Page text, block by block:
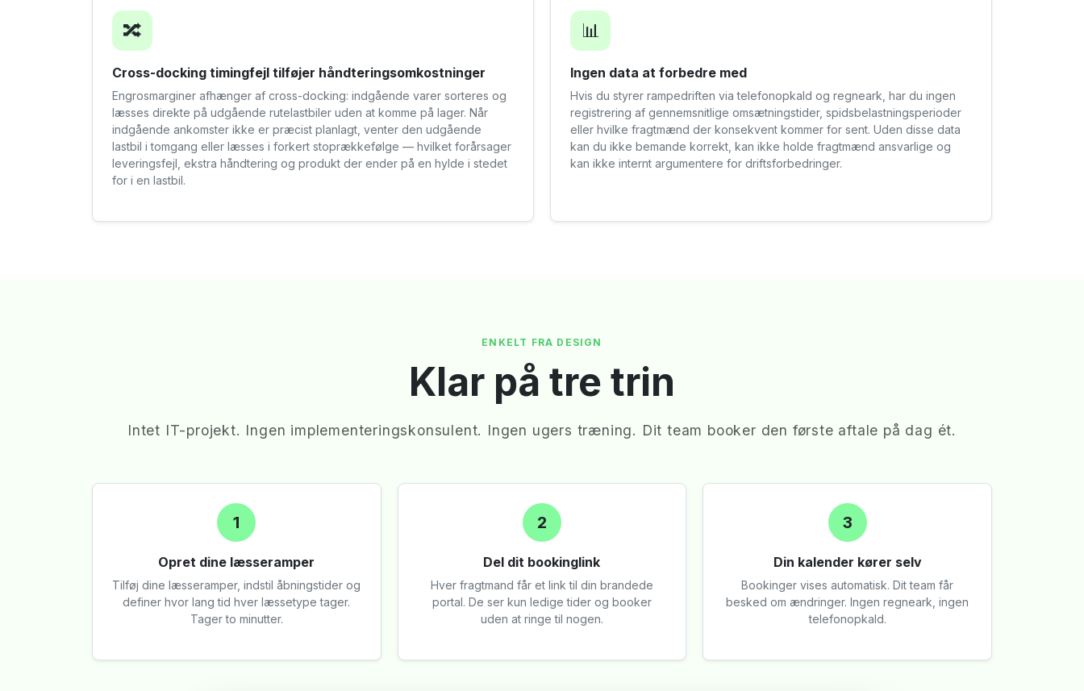
🔀
Cross-docking timingfejl tilføjer håndteringsomkostninger
Engrosmarginer afhænger af cross-docking: indgående varer sorteres og
læsses direkte på udgående rutelastbiler uden at komme på lager. Når
indgående ankomster ikke er præcist planlagt, venter den udgående
lastbil i tomgang eller læsses i forkert stoprækkefølge — hvilket forårsager
leveringsfejl, ekstra håndtering og produkt der ender på en hylde i stedet
for i en lastbil.
📊
Ingen data at forbedre med
Hvis du styrer rampedriften via telefonopkald og regneark, har du ingen
registrering af gennemsnitlige omsætningstider, spidsbelastningsperioder
eller hvilke fragtmænd der konsekvent kommer for sent. Uden disse data
kan du ikke bemande korrekt, kan ikke holde fragtmænd ansvarlige og
kan ikke internt argumentere for driftsforbedringer.
ENKELT FRA DESIGN
Klar på tre trin
Intet IT-projekt. Ingen implementeringskonsulent. Ingen ugers træning. Dit team booker den første aftale på dag ét.
1
Opret dine læsseramper
Tilføj dine læsseramper, indstil åbningstider og
definer hvor lang tid hver læssetype tager.
Tager to minutter.
2
Del dit bookinglink
Hver fragtmand får et link til din brandede
portal. De ser kun ledige tider og booker
uden at ringe til nogen.
3
Din kalender kører selv
Bookinger vises automatisk. Dit team får
besked om ændringer. Ingen regneark, ingen
telefonopkald.